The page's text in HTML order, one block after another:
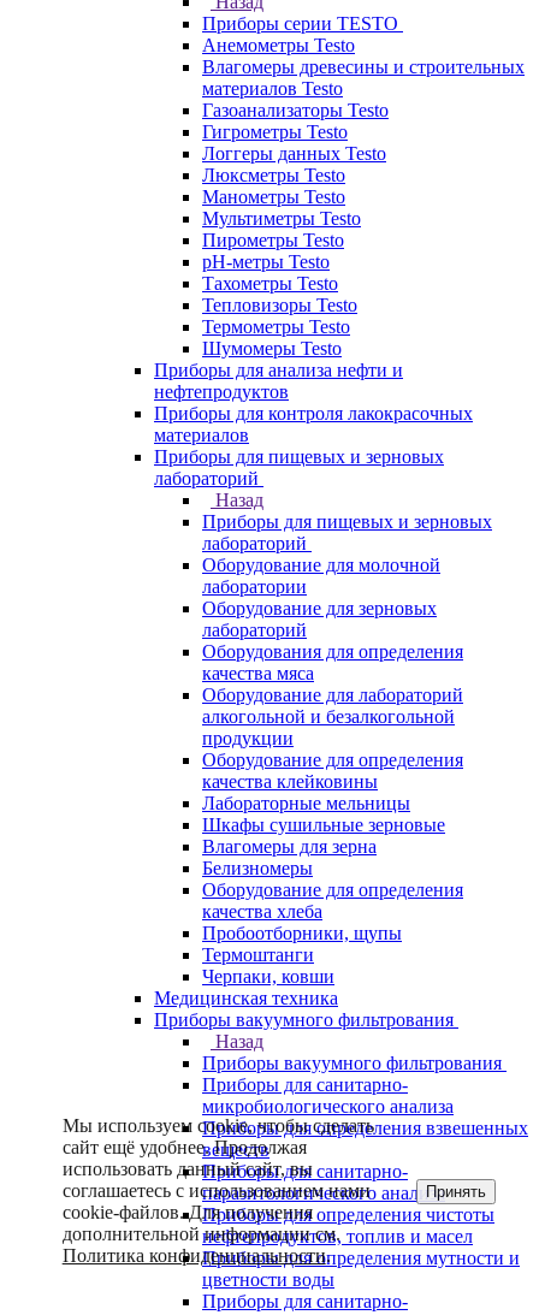
Приборы серии TESTO
Анемометры Testo
Влагомеры древесины и строительных
материалов Testo
Газоанализаторы Testo
Гигрометры Testo
Логгеры данных Testo
Люксметры Testo
Манометры Testo
Мультиметры Testo
Пирометры Testo
pH-метры Testo
Тахометры Testo
Тепловизоры Testo
Термометры Testo
Шумомеры Testo
Приборы для анализа нефти и
нефтепродуктов
Приборы для контроля лакокрасочных
материалов
Приборы для пищевых и зерновых
лабораторий
Назад
Приборы для пищевых и зерновых
лабораторий
Оборудование для молочной
лаборатории
Оборудование для зерновых
лабораторий
Оборудования для определения
качества мяса
Оборудование для лабораторий
алкогольной и безалкогольной
продукции
Оборудование для определения
качества клейковины
Лабораторные мельницы
Шкафы сушильные зерновые
Влагомеры для зерна
Белизномеры
Оборудование для определения
качества хлеба
Пробоотборники, щупы
Термоштанги
Черпаки, ковши
Медицинская техника
Приборы вакуумного фильтрования
Назад
Приборы вакуумного фильтрования
Приборы для санитарно-
микробиологического анализа
Приборы для определения взвешенных
веществ
Приборы для санитарно-
паразитологического анализа
Приборы для определения чистоты
нефтепродуктов, топлив и масел
Приборы для определения мутности и
цветности воды
Приборы для санитарно-
Мы используем cookie, чтобы сделать
сайт ещё удобнее. Продолжая
использовать данный сайт, вы
соглашаетесь с использованием нами
cookie-файлов. Для получения
дополнительной информации см.
Политика конфиденциальности.
Принять